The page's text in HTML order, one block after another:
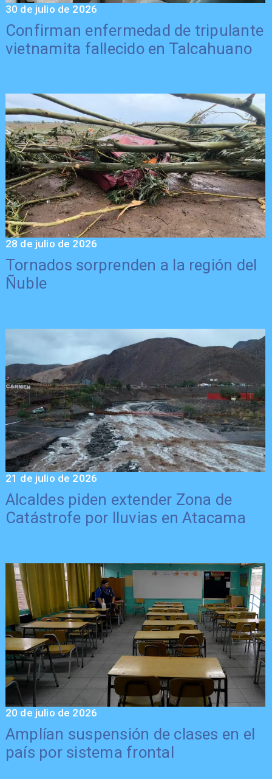
Confirman enfermedad de tripulante
vietnamita fallecido en Talcahuano
30 de julio de 2026
Tornados sorprenden a la región del
Ñuble
28 de julio de 2026
Alcaldes piden extender Zona de
Catástrofe por lluvias en Atacama
21 de julio de 2026
Amplían suspensión de clases en el
país por sistema frontal
20 de julio de 2026